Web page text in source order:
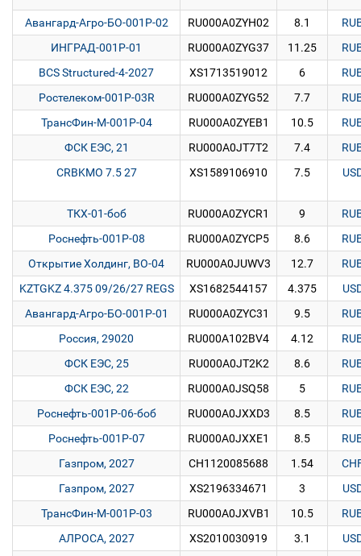
Авангард-Агро-БО-001P-02 RU000A0ZYH02 8.1
ИНГРАД-001Р-01
RU000A0ZYG37 11.25
BCS Structured-4-2027
XS1713519012 6
Ростелеком-001P-03R
RU000A0ZYG52 7.7
ТрансФин-М-001Р-04
RU000A0ZYEB1 10.5
ФСК ЕЭС, 21
RU000A0JT7T2 7.4
CRBKMO 7.5 27
XS1589106910 7.5
ТКХ-01-боб RU000A0ZYCR1 9
Роснефть-001Р-08
RU000A0ZYCP5 8.6
Открытие Холдинг, BO-04
RU000A0JUWV3 12.7
KZTGKZ 4.375 09/26/27 REGS
XS1682544157 4.375
Авангард-Агро-БО-001P-01
RU000A0ZYC31 9.5
Россия, 29020
RU000A102BV4 4.12
ФСК ЕЭС, 25
RU000A0JT2K2 8.6
ФСК ЕЭС, 22
RU000A0JSQ58 5
Роснефть-001Р-06-боб
RU000A0JXXD3 8.5
Роснефть-001Р-07
RU000A0JXXE1 8.5
Газпром, 2027
CH1120085688 1.54
Газпром, 2027
XS2196334671 3
ТрансФин-М-001Р-03
RU000A0JXVB1 10.5
АЛРОСА, 2027
XS2010030919 3.1